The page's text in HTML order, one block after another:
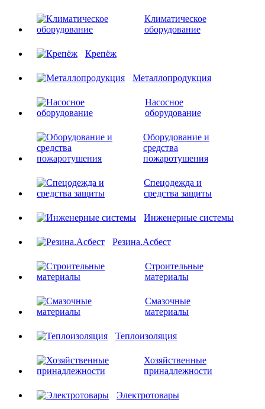
Климатическое
оборудование
Крепёж
Металлопродукция
Насосное
оборудование
Оборудование и
средства
пожаротушения
Спецодежда и
средства защиты
Инженерные системы
Резина.Асбест
Строительные
материалы
Смазочные
материалы
Теплоизоляция
Хозяйственные
принадлежности
Электротовары